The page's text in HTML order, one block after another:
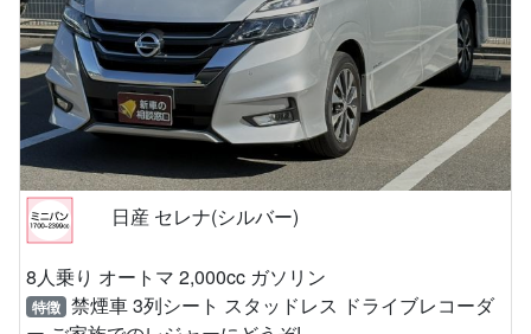
日産 セレナ(シルバー)
8人乗り オートマ 2,000cc ガソリン
特徴 禁煙車 3列シート スタッドレス ドライブレコーダ